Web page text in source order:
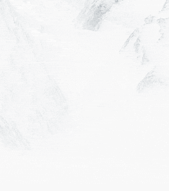
Skiregion Hochoetz